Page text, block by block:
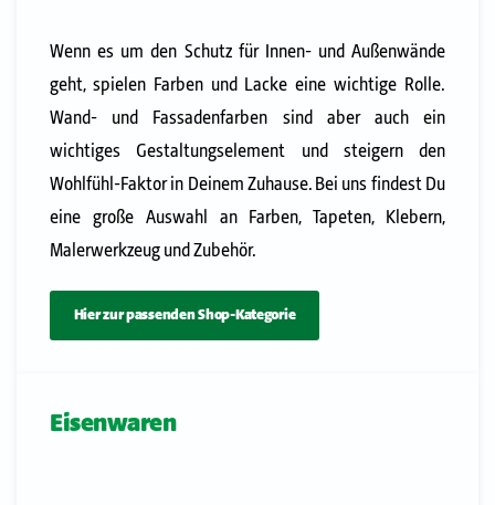
Wenn es um den Schutz für Innen- und Außenwände
geht, spielen Farben und Lacke eine wichtige Rolle.
Wand- und Fassadenfarben sind aber auch ein
wichtiges Gestaltungselement und steigern den
Wohlfühl-Faktor in Deinem Zuhause. Bei uns findest Du
eine große Auswahl an Farben, Tapeten, Klebern,
Malerwerkzeug und Zubehör.
Hier zur passenden Shop-Kategorie
Eisenwaren